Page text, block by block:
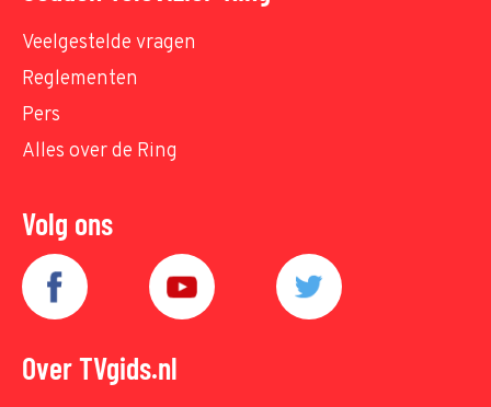
Veelgestelde vragen
Reglementen
Pers
Alles over de Ring
Volg ons
Over TVgids.nl